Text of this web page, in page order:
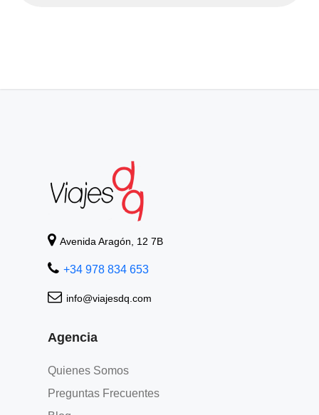
Avenida Aragón, 12 7B
+34 978 834 653
info@viajesdq.com
Agencia
Quienes Somos
Preguntas Frecuentes